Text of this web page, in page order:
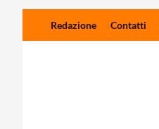
Redazione Contatti